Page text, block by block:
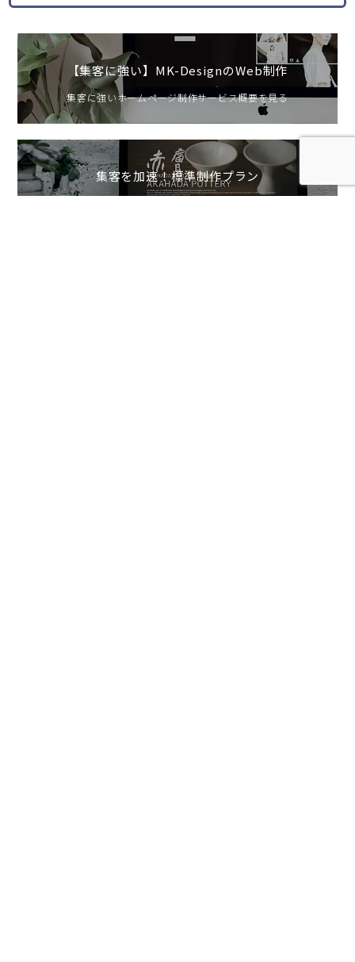
【集客に強い】MK-DesignのWeb制作
集客に強いホームページ制作サービス概要を見る
集客を加速！標準制作プラン